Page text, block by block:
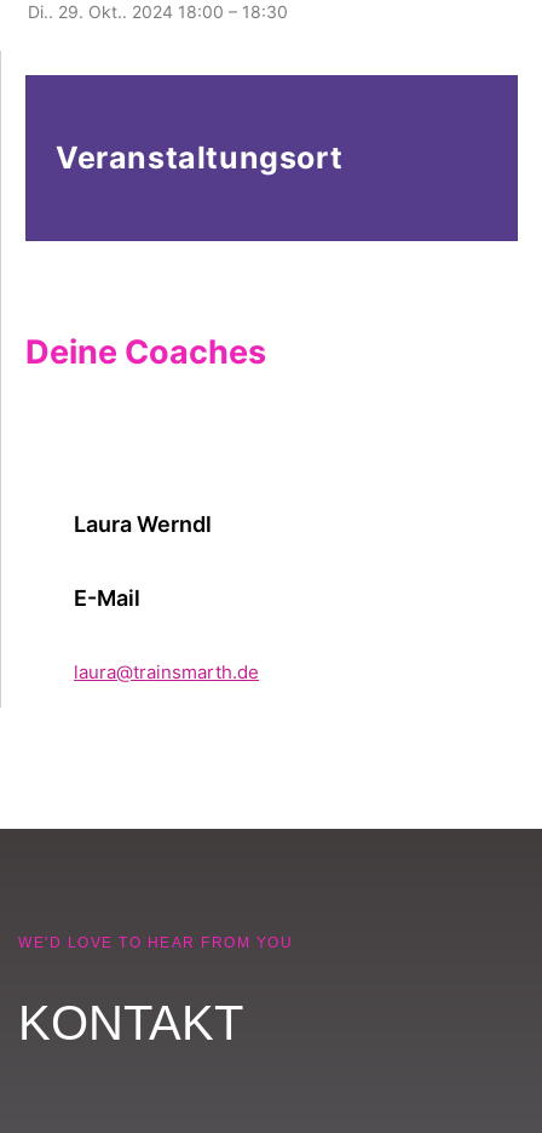
Di.. 29. Okt.. 2024 18:00 – 18:30
Veranstaltungsort
Deine Coaches
Laura Werndl
E-Mail
laura@trainsmarth.de
WE'D LOVE TO HEAR FROM YOU
KONTAKT